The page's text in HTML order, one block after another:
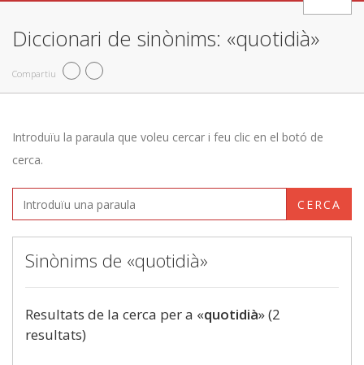
Diccionari de sinònims: «quotidià»
Compartiu
Introduïu la paraula que voleu cercar i feu clic en el botó de
cerca.
CERCA
Sinònims de «quotidià»
Resultats de la cerca per a «quotidià» (2
resultats)